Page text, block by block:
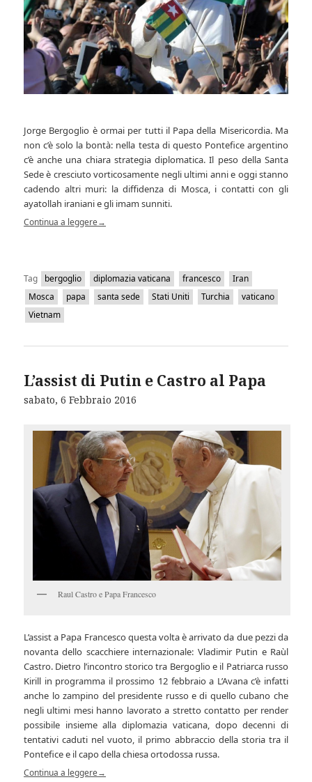
Jorge Bergoglio è ormai per tutti il Papa della Misericordia. Ma
non c’è solo la bontà: nella testa di questo Pontefice argentino
c’è anche una chiara strategia diplomatica. Il peso della Santa
Sede è cresciuto vorticosamente negli ultimi anni e oggi stanno
cadendo altri muri: la diffidenza di Mosca, i contatti con gli
ayatollah iraniani e gli imam sunniti.
Continua a leggere→
Tag bergoglio diplomazia vaticana francesco
Iran
Mosca
papa santa sede Stati Uniti Turchia
vaticano
Vietnam
L’assist di Putin e Castro al Papa
sabato, 6 Febbraio 2016
Raul Castro e Papa Francesco
L’assist a Papa Francesco questa volta è arrivato da due pezzi da
novanta dello scacchiere internazionale: Vladimir Putin e Raùl
Castro. Dietro l’incontro storico tra Bergoglio e il Patriarca russo
Kirill in programma il prossimo 12 febbraio a L’Avana c’è infatti
anche lo zampino del presidente russo e di quello cubano che
negli ultimi mesi hanno lavorato a stretto contatto per render
possibile insieme alla diplomazia vaticana, dopo decenni di
tentativi caduti nel vuoto, il primo abbraccio della storia tra il
Pontefice e il capo della chiesa ortodossa russa.
Continua a leggere→